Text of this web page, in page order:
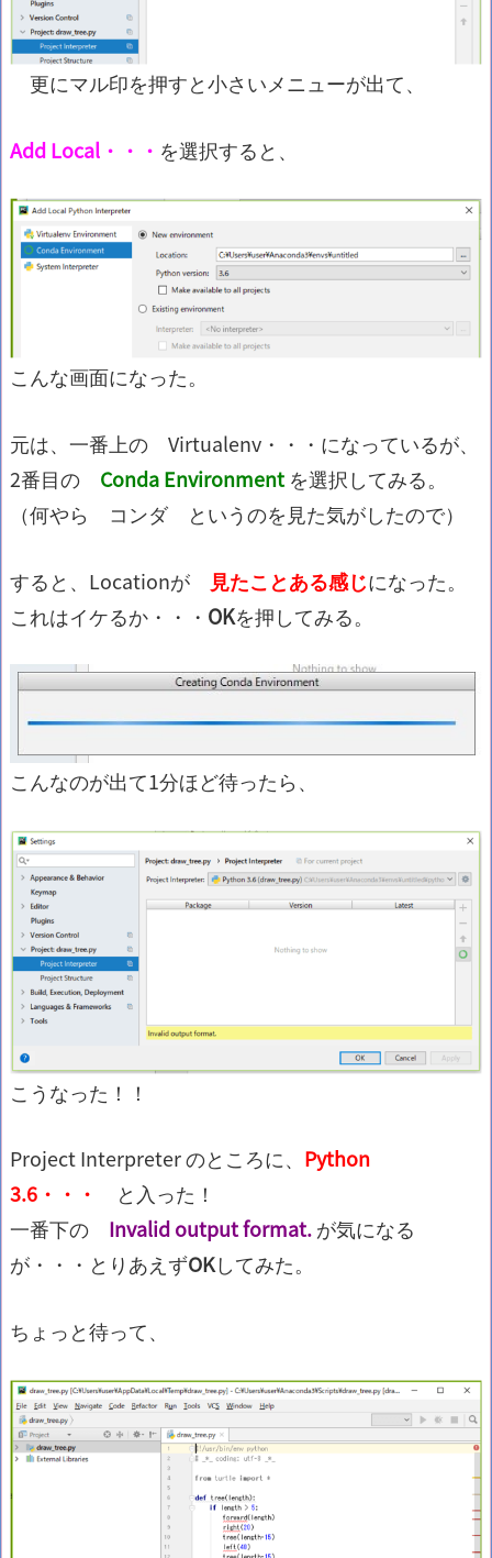
更にマル印を押すと小さいメニューが出て、
Add Local・・・ を選択すると、
こんな画面になった。
元は、一番上の Virtualenv・・・になっているが、
2番目の Conda Environment を選択してみる。
（何やら コンダ というのを見た気がしたので）
すると、Locationが 見たことある感じになった。
これはイケるか・・・ OKを押してみる。
こんなのが出て1分ほど待ったら、
こうなった！！
Project Interpreter のところに、 Python
3.6・・・
と入った！
一番下の Invalid output format.が気になる
が・・・とりあえずOKしてみた。
ちょっと待って、